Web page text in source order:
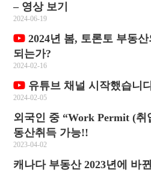
– 영상 보기
2024-06-19
2024년 봄, 토론토 부동
되는가?
2024-02-16
유튜브 채널 시작했습니
2024-02-05
외국인 중 “Work Permit (취
동산취득 가능!!
2023-04-02
캐나다 부동산 2023년에 바